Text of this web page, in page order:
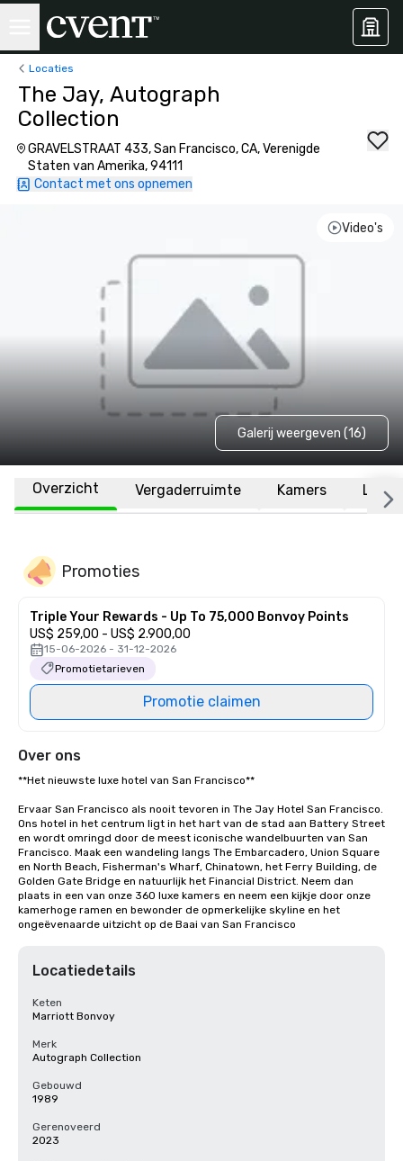
Locaties
The Jay, Autograph
Collection
GRAVELSTRAAT 433, San Francisco, CA, Verenigde
Staten van Amerika, 94111
Contact met ons opnemen
Video's
Galerij weergeven (16)
Overzicht Vergaderruimte Kamers
Promoties
Triple Your Rewards - Up To 75,000 Bonvoy Points
US$ 259,00 - US$ 2.900,00
15-06-2026 - 31-12-2026
Promotietarieven
Promotie claimen
Over ons
**Het nieuwste luxe hotel van San Francisco**
Ervaar San Francisco als nooit tevoren in The Jay Hotel San Francisco.
Ons hotel in het centrum ligt in het hart van de stad aan Battery Street
en wordt omringd door de meest iconische wandelbuurten van San
Francisco. Maak een wandeling langs The Embarcadero, Union Square
en North Beach, Fisherman's Wharf, Chinatown, het Ferry Building, de
Golden Gate Bridge en natuurlijk het Financial District. Neem dan
plaats in een van onze 360 luxe kamers en neem een kijkje door onze
kamerhoge ramen en bewonder de opmerkelijke skyline en het
ongeëvenaarde uitzicht op de Baai van San Francisco
Locatiedetails
Keten
Marriott Bonvoy
Merk
Autograph Collection
Gebouwd
1989
Gerenoveerd
2023